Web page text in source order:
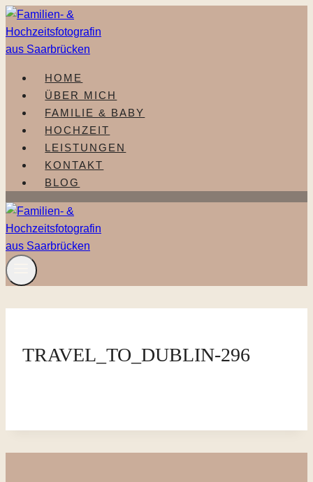
Zum
Inhalt
springen
HOME
ÜBER MICH
FAMILIE & BABY
HOCHZEIT
LEISTUNGEN
KONTAKT
BLOG
TRAVEL_TO_DUBLIN-296